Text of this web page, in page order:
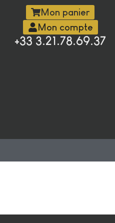
Mon panier
Mon compte
+33 3.21.78.69.37